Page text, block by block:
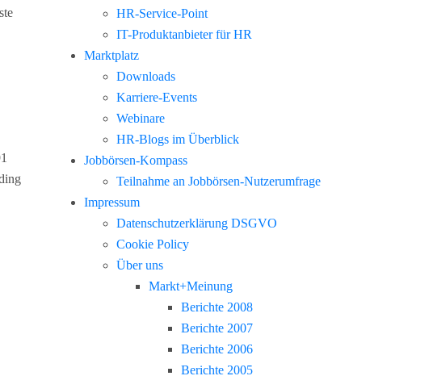
HR-Service-Point
IT-Produktanbieter für HR
Marktplatz
Downloads
Karriere-Events
Webinare
HR-Blogs im Überblick
Jobbörsen-Kompass
Teilnahme an Jobbörsen-Nutzerumfrage
Impressum
Datenschutzerklärung DSGVO
Cookie Policy
Über uns
Markt+Meinung
Berichte 2008
Berichte 2007
Berichte 2006
Berichte 2005